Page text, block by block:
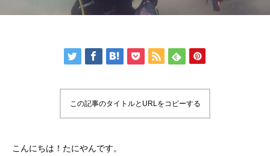
この記事のタイトルとURLをコピーする
こんにちは！たにやんです。